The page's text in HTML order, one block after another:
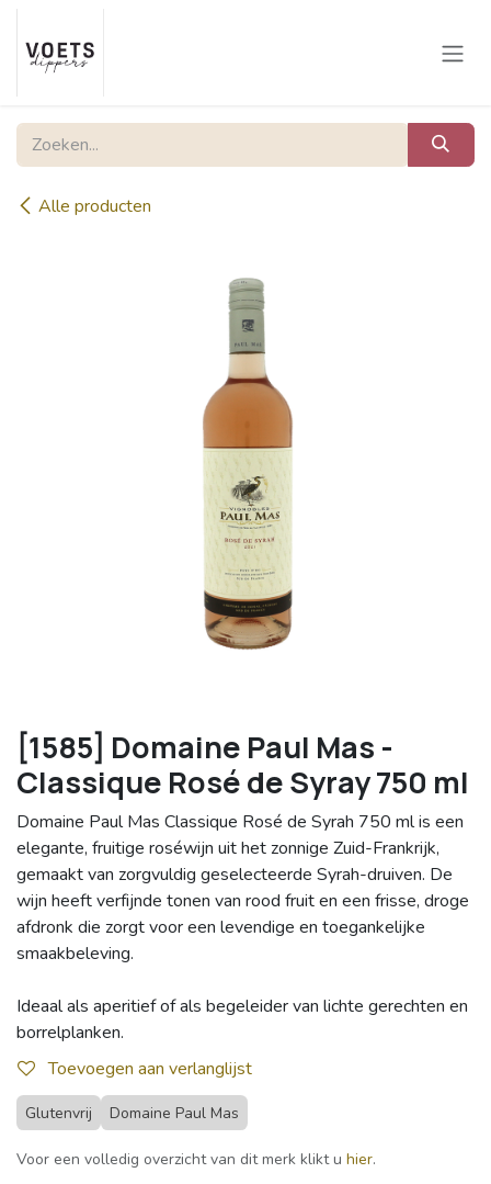
Overslaan naar inhoud
Alle producten
[1585] Domaine Paul Mas -
Classique Rosé de Syray 750 ml
Domaine Paul Mas Classique Rosé de Syrah 750 ml is een
elegante, fruitige roséwijn uit het zonnige Zuid-Frankrijk,
gemaakt van zorgvuldig geselecteerde Syrah-druiven. De
wijn heeft verfijnde tonen van rood fruit en een frisse, droge
afdronk die zorgt voor een levendige en toegankelijke
smaakbeleving.
Ideaal als aperitief of als begeleider van lichte gerechten en
borrelplanken.
Toevoegen aan verlanglijst
Glutenvrij Domaine Paul Mas
Voor een volledig overzicht van dit merk klikt u hier.